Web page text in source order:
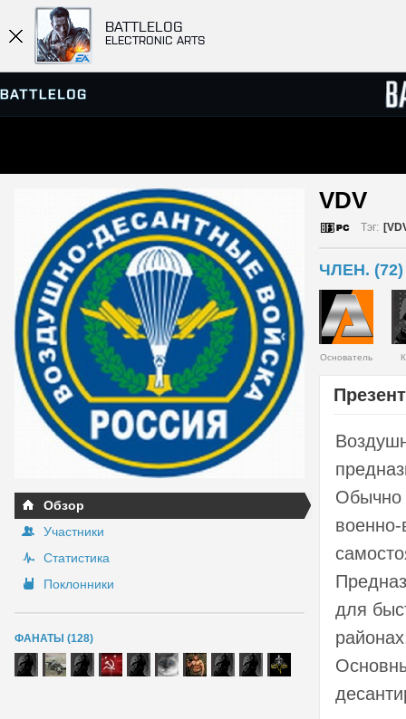
BATTLELOG
ELECTRONIC ARTS
ПРОСМОТР СЕРВЕРОВ
МАТЧИ
Обзор
Участники
Статистика
Поклонники
ФАНАТЫ (128)
VDV
Тэг:
ЧЛЕН. (72)
Основатель
Обычно
для